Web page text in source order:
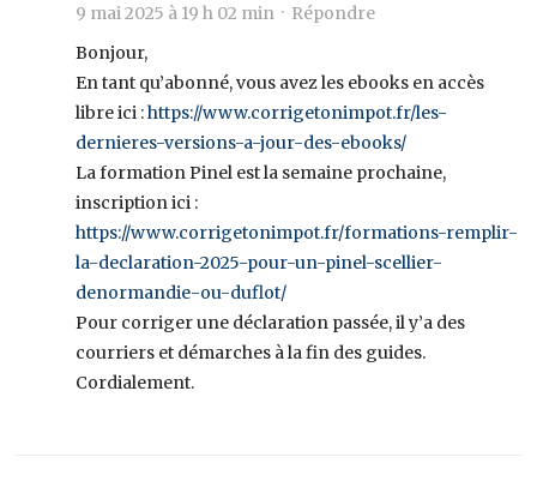
9 mai 2025 à 19 h 02 min · Répondre
Bonjour,
En tant qu’abonné, vous avez les ebooks en accès
libre ici :https://www.corrigetonimpot.fr/les-
dernieres-versions-a-jour-des-ebooks/
La formation Pinel est la semaine prochaine,
inscription ici :
https://www.corrigetonimpot.fr/formations-remplir-
la-declaration-2025-pour-un-pinel-scellier-
denormandie-ou-duflot/
Pour corriger une déclaration passée, il y’a des
courriers et démarches à la fin des guides.
Cordialement.